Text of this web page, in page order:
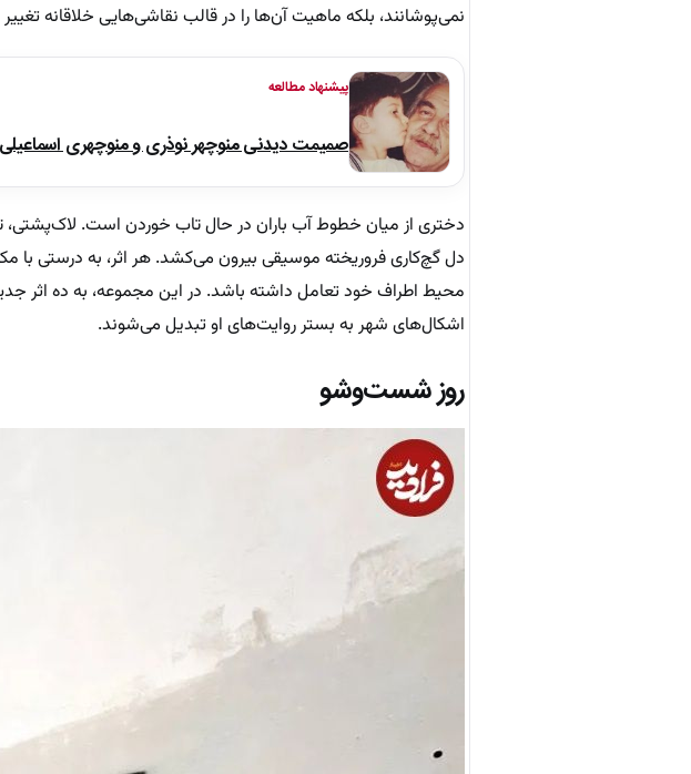
نمی‌پوشانند، بلکه ماهیت آن‌ها را در قالب نقاشی‌هایی خلاقانه
پیشنهاد مطالعه
صمیمت دیدنی منوچهر نوذری و منوچهری
دختری از میان خطوط آب باران در حال تاب خوردن است. لاک‌پشتی،
دل گچ‌کاری فروریخته موسیقی بیرون می‌کشد. هر اثر، به درستی با
محیط اطراف خود تعامل داشته باشد. در این مجموعه، به ده اثر
اشکال‌های شهر به بستر روایت‌های او تبدیل می‌شوند.
روز شست‌وشو